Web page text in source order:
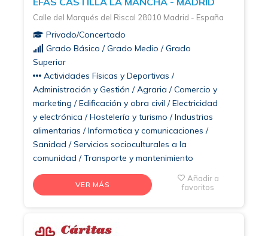
Calle del Marqués del Riscal 28010 Madrid - España
Privado/Concertado
Grado Básico / Grado Medio / Grado
Superior
Actividades Físicas y Deportivas /
Administración y Gestión / Agraria / Comercio y
marketing / Edificación y obra civil / Electricidad
y electrónica / Hostelería y turismo / Industrias
alimentarias / Informatica y comunicaciones /
Sanidad / Servicios socioculturales a la
comunidad / Transporte y mantenimiento
VER MÁS
Añadir a
favoritos